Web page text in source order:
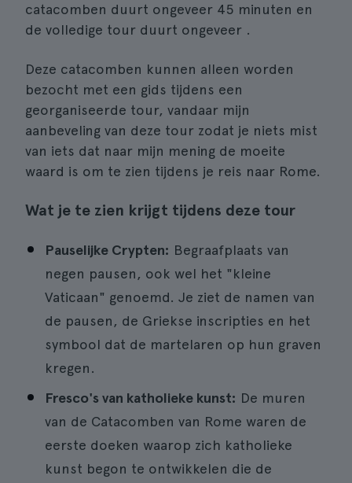
catacomben duurt ongeveer 45 minuten en
de volledige tour duurt ongeveer .
Deze catacomben kunnen alleen worden
bezocht met een gids tijdens een
georganiseerde tour, vandaar mijn
aanbeveling van deze tour zodat je niets mist
van iets dat naar mijn mening de moeite
waard is om te zien tijdens je reis naar Rome.
Wat je te zien krijgt tijdens deze tour
Pauselijke Crypten: Begraafplaats van
negen pausen, ook wel het "kleine
Vaticaan" genoemd. Je ziet de namen van
de pausen, de Griekse inscripties en het
symbool dat de martelaren op hun graven
kregen.
Fresco's van katholieke kunst: De muren
van de Catacomben van Rome waren de
eerste doeken waarop zich katholieke
kunst begon te ontwikkelen die de